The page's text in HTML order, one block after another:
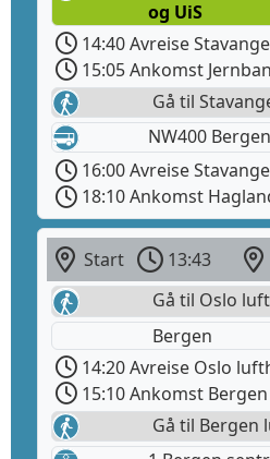
og UiS
14:40 Avreise
15:05 Ankomst
Gå til
NW400 Bergen
16:00 Avreise
18:10 Ankomst
Start 13:43
Gå til Oslo
Bergen
14:20 Avreise Oslo
15:10 Ankomst
Gå til Bergen